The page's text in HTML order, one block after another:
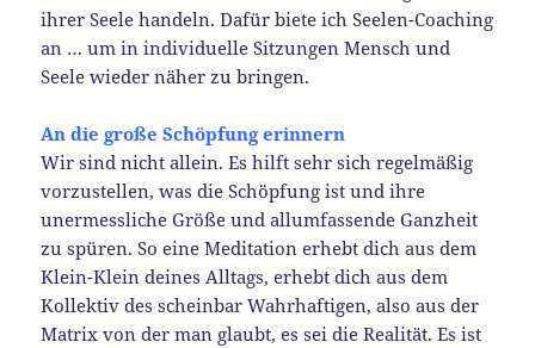
ihrer Seele handeln. Dafür biete ich Seelen-Coaching
an … um in individuelle Sitzungen Mensch und
Seele wieder näher zu bringen.
An die große Schöpfung erinnern
Wir sind nicht allein. Es hilft sehr sich regelmäßig
vorzustellen, was die Schöpfung ist und ihre
unermessliche Größe und allumfassende Ganzheit
zu spüren. So eine Meditation erhebt dich aus dem
Klein-Klein deines Alltags, erhebt dich aus dem
Kollektiv des scheinbar Wahrhaftigen, also aus der
Matrix von der man glaubt, es sei die Realität. Es ist